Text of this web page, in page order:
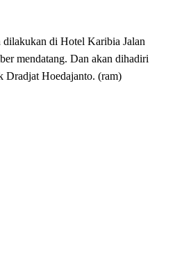
dilakukan di Hotel Karibia Jalan
mendatang. Dan akan dihadiri
Dradjat Hoedajanto. (ram)